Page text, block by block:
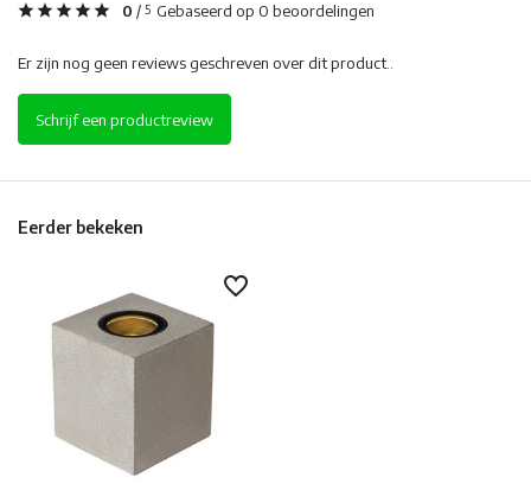
0 / 5 Gebaseerd op 0 beoordelingen
Er zijn nog geen reviews geschreven over dit product..
Schrijf een productreview
Eerder bekeken